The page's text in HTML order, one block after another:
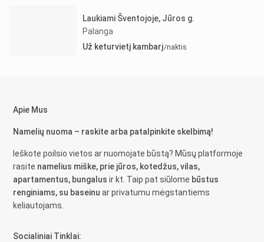
Laukiami Šventojoje, Jūros g.
Palanga
Už keturvietį kambarį/naktis
Apie Mus
Namelių nuoma – raskite arba patalpinkite skelbimą!
Ieškote poilsio vietos ar nuomojate būstą? Mūsų platformoje
rasite namelius miške, prie jūros, kotedžus, vilas,
apartamentus, bungalus ir kt. Taip pat siūlome būstus
renginiams, su baseinu ar privatumu mėgstantiems
keliautojams.
Socialiniai Tinklai: